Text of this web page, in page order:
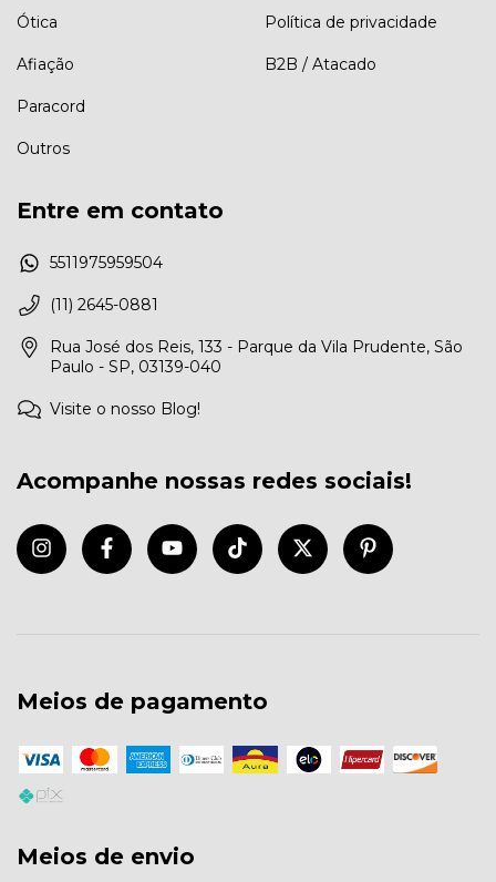
Ótica
Afiação
Paracord
Outros
Política de privacidade
B2B / Atacado
Entre em contato
5511975959504
(11) 2645-0881
Rua José dos Reis, 133 - Parque da Vila Prudente, São
Paulo - SP, 03139-040
Visite o nosso Blog!
Acompanhe nossas redes sociais!
Meios de pagamento
Meios de envio